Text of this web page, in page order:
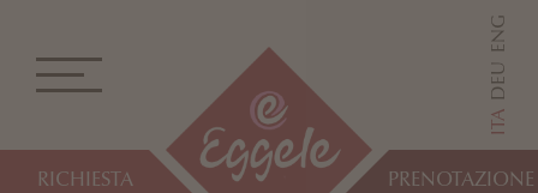
RICHIESTA PRENOTAZIONE
ITA
DEU
ENG